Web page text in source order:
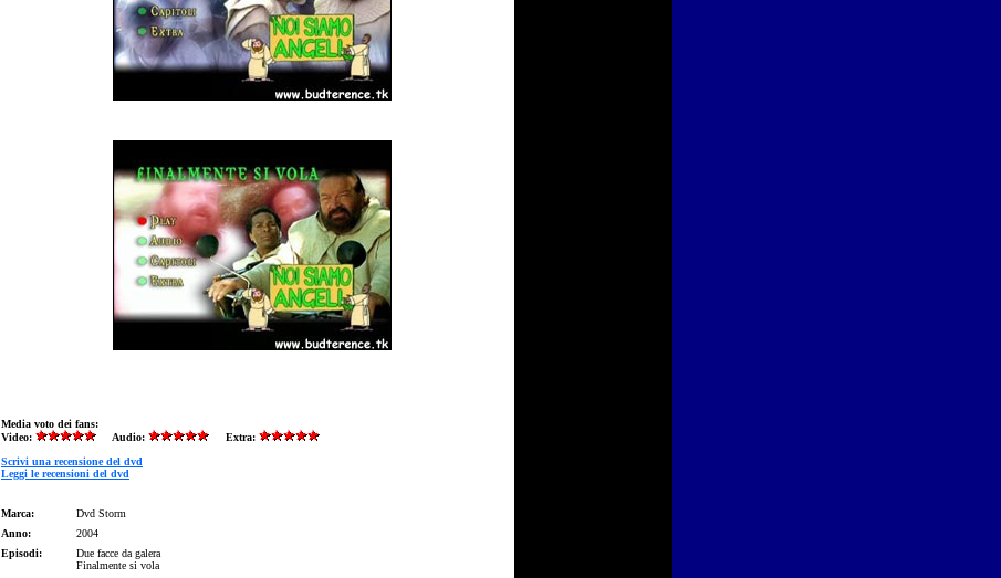
Media voto dei fans:
Video:
Audio:
Extra:
Scrivi una recensione del dvd
Leggi le recensioni del dvd
Marca:
Dvd Storm
Anno:
2004
Episodi:
Due facce da galera
Finalmente si vola